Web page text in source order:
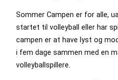
Sommer Campen er for alle,
startet til volleyball eller har
campen er at have lyst og
i fem dage sammen med en
volleyballspillere.